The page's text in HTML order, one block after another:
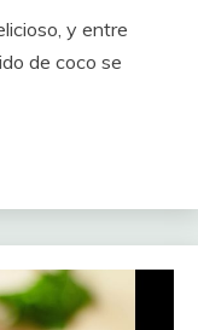
y entre
de coco se